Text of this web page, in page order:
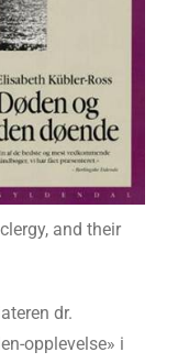
and their
dr.
opplevelse» i